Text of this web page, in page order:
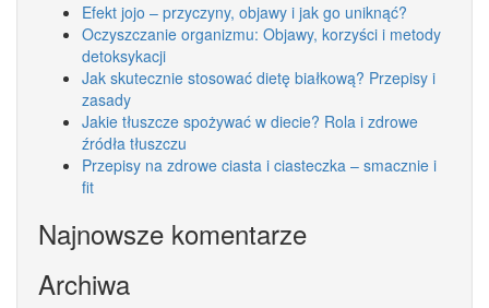
Efekt jojo – przyczyny, objawy i jak go uniknąć?
Oczyszczanie organizmu: Objawy, korzyści i metody
detoksykacji
Jak skutecznie stosować dietę białkową? Przepisy i
zasady
Jakie tłuszcze spożywać w diecie? Rola i zdrowe
źródła tłuszczu
Przepisy na zdrowe ciasta i ciasteczka – smacznie i
fit
Najnowsze komentarze
Archiwa